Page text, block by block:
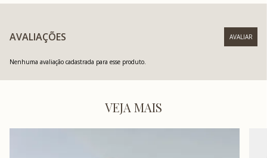
AVALIAÇÕES
Nenhuma avaliação cadastrada para esse produto.
VEJA MAIS